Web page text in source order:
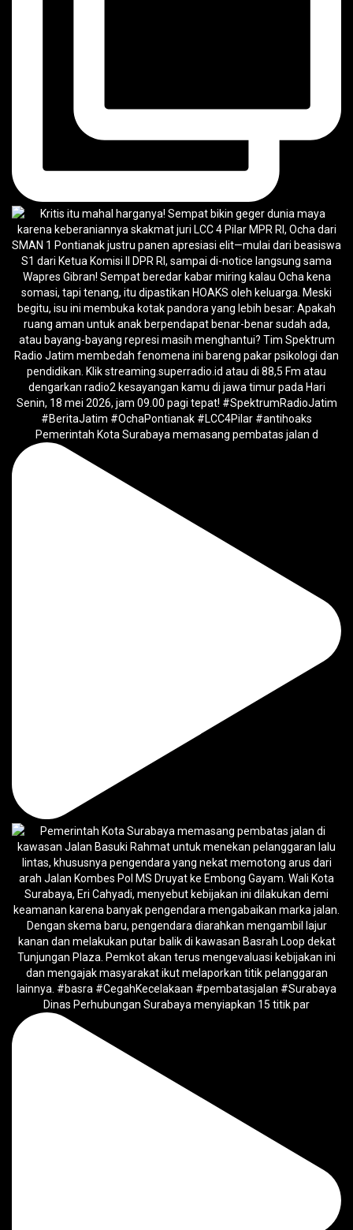
Pemerintah Kota Surabaya memasang pembatas jalan d
Dinas Perhubungan Surabaya menyiapkan 15 titik par